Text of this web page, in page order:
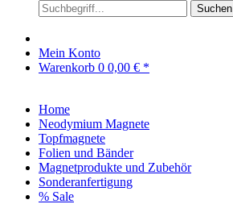
Suchen
Mein Konto
Warenkorb 0 0,00 € *
Home
Neodymium Magnete
Topfmagnete
Folien und Bänder
Magnetprodukte und Zubehör
Sonderanfertigung
% Sale